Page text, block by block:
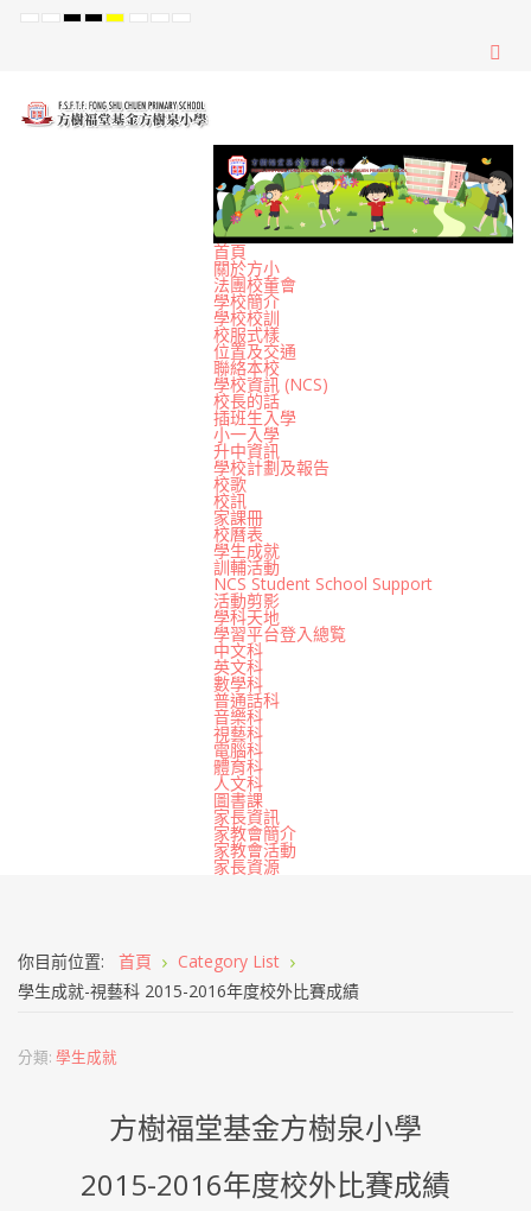
Default
NightHighHighHighSetSetSet
首頁
關於方小
法團校董會
學校簡介
學校校訓
校服式樣
位置及交通
聯絡本校
學校資訊 (NCS)
校長的話
插班生入學
小一入學
升中資訊
學校計劃及報告
校歌
校訊
家課冊
校曆表
學生成就
訓輔活動
NCS Student School Support
活動剪影
學科天地
學習平台登入總覧
中文科
英文科
數學科
普通話科
音樂科
視藝科
電腦科
體育科
人文科
圖書課
家長資訊
家教會簡介
家教會活動
家長資源
你目前位置: 首頁
Category List
學生成就-視藝科 2015-2016年度校外比賽成績
分類: 學生成就
方樹福堂基金方樹泉小學
2015-2016年度校外比賽成績